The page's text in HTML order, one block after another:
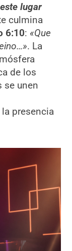
lugar
culmina
6:10: «Que
. La
de los
se unen
presencia